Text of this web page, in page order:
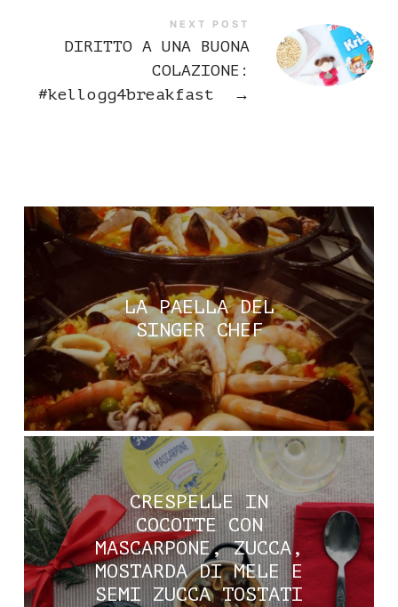
NEXT POST
DIRITTO A UNA BUONA
COLAZIONE:
#kellogg4breakfast
→
LA PAELLA DEL
SINGER CHEF
CRESPELLE IN
COCOTTE CON
MASCARPONE, ZUCCA,
MOSTARDA DI MELE E
SEMI ZUCCA TOSTATI